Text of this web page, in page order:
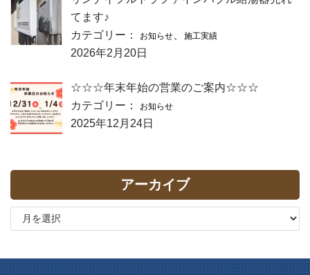
てます♪
カテゴリー：
お知らせ 施工実績
2026年2月20日
☆☆☆年末年始の営業のご案内☆☆☆
カテゴリー：
お知らせ
2025年12月24日
アーカイブ